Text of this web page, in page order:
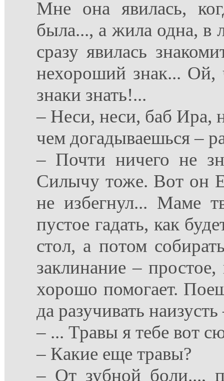
Мне она явилась,
была..., а жила одна, в
сразу явилась
нехороший знак... Ой,
знаки знать!...
– Неси, неси, баб Ира,
чем догадываешься –
– Почти ничего не
Силычу тоже. Вот он
не избегнул... Маме
пустое гадать, как
стол, а потом
заклинание –
хорошо помогает.
да разучивать
– ... Травы я тебе вот
– Какие еще травы?
– От зубной боли...,